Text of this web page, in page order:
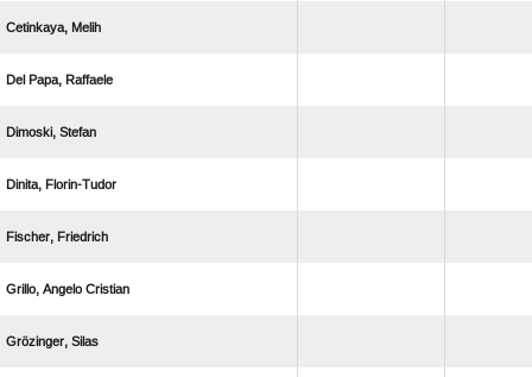
 
  
 
 
 
  
 